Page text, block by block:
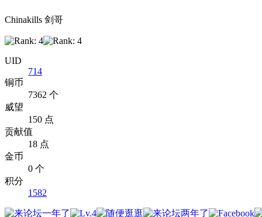
Chinakills 剑哥
UID
714
铜币
7362 个
威望
150 点
贡献值
18 点
金币
0 个
积分
1582